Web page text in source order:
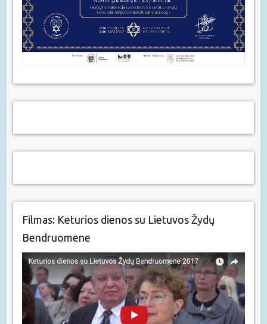
Filmas: Keturios dienos su Lietuvos Žydų
Bendruomene